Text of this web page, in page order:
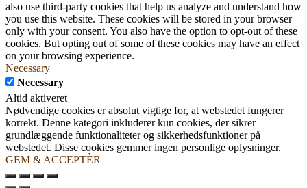
also use third-party cookies that help us analyze and understand how
you use this website. These cookies will be stored in your browser
only with your consent. You also have the option to opt-out of these
cookies. But opting out of some of these cookies may have an effect
on your browsing experience.
Necessary
Necessary
Altid aktiveret
Nødvendige cookies er absolut vigtige for, at webstedet fungerer
korrekt. Denne kategori inkluderer kun cookies, der sikrer
grundlæggende funktionaliteter og sikkerhedsfunktioner på
webstedet. Disse cookies gemmer ingen personlige oplysninger.
GEM & ACCEPTÈR